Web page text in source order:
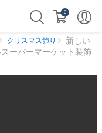
0
クリスマス飾り
新しい
ーパーマーケット装飾